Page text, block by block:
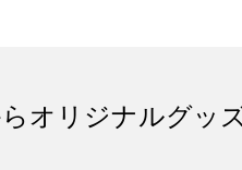
オリジナルグッ